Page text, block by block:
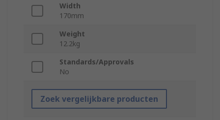
Width
170mm
Weight
12.2kg
Standards/Approvals
No
Zoek vergelijkbare producten